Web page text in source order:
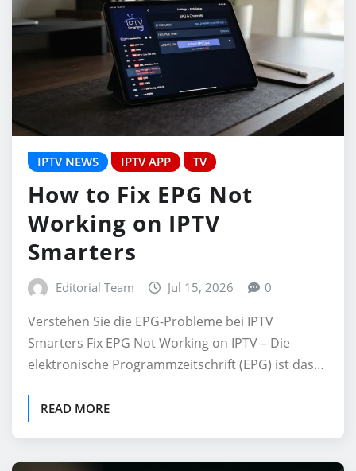
IPTV NEWS IPTV APP TV
How to Fix EPG Not
Working on IPTV
Smarters
Editorial Team Jul 15, 2026 0
Verstehen Sie die EPG-Probleme bei IPTV
Smarters Fix EPG Not Working on IPTV – Die
elektronische Programmzeitschrift (EPG) ist das…
READ MORE